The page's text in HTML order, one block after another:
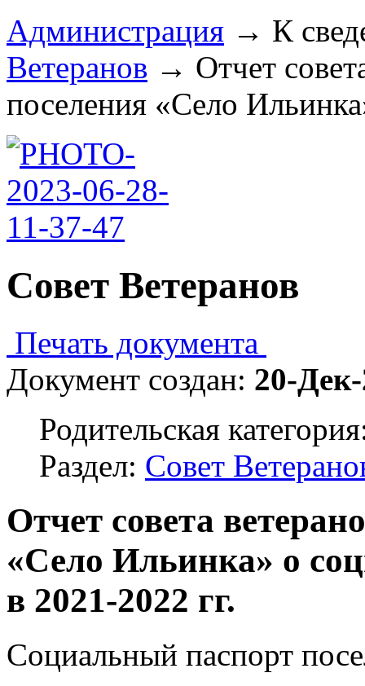
Администрация → К
Ветеранов → Отчет
поселения «Село
Совет Ветеранов
Печать документа
Документ создан: 20-
Родительская
Раздел: Совет
Отчет совета
«Село Ильинка» о
в 2021-2022 гг.
Социальный паспорт